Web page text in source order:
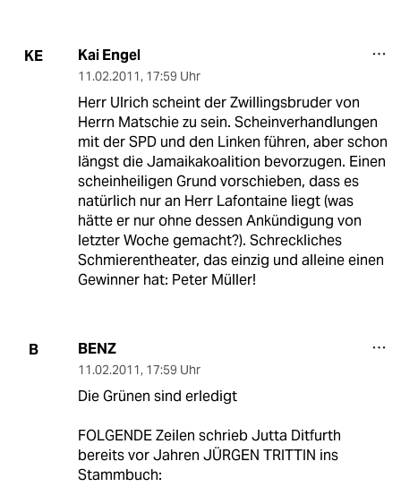
KE Kai Engel
11.02.2011, 17:59 Uhr
Herr Ulrich scheint der Zwillingsbruder von
Herrn Matschie zu sein. Scheinverhandlungen
mit der SPD und den Linken führen, aber schon
längst die Jamaikakoalition bevorzugen. Einen
scheinheiligen Grund vorschieben, dass es
natürlich nur an Herr Lafontaine liegt (was
hätte er nur ohne dessen Ankündigung von
letzter Woche gemacht?). Schreckliches
Schmierentheater, das einzig und alleine einen
Gewinner hat: Peter Müller!
B BENZ
11.02.2011, 17:59 Uhr
Die Grünen sind erledigt
FOLGENDE Zeilen schrieb Jutta Ditfurth
bereits vor Jahren JÜRGEN TRITTIN ins
Stammbuch: